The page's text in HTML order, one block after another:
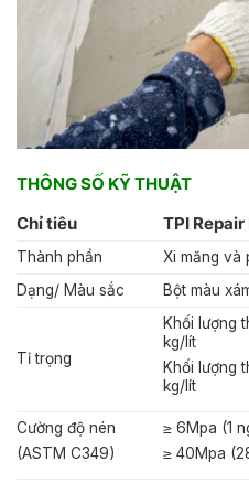
THÔNG SỐ KỸ THUẬT
Chỉ tiêu
TPI Repair
Thành phần
Xi măng và
Dạng/ Màu sắc
Bột màu
Tỉ trọng
Khối lượng
kg/lít
Khối lượng
kg/lít
Cường độ nén
(ASTM C349)
≥ 6Mpa (1
≥ 40Mpa